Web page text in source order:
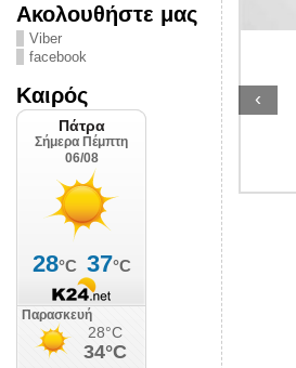
Ακολουθήστε μας
Viber
facebook
Καιρός
2026
‹